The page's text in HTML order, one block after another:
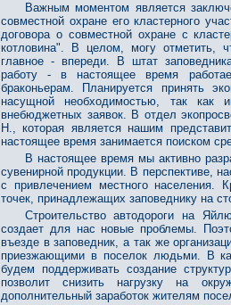
Важным моментом является
совместной охране его кластерного
договора о совместной охране с
котловина". В целом, могу отметить,
главное - впереди. В штат
работу - в настоящее время
браконьерам. Планируется принять
насущной необходимостью, так
внебюджетных заявок. В отдел
Н., которая является нашим
настоящее время занимается поиском
В настоящее время мы активно
сувенирной продукции. В перспективе,
с привлечением местного населения.
точек, принадлежащих заповеднику на
Строительство автодороги на
создает для нас новые проблемы.
въезде в заповедник, а так же
приезжающими в поселок людьми. В
будем поддерживать создание
позволит снизить нагрузку на
дополнительный заработок жителям